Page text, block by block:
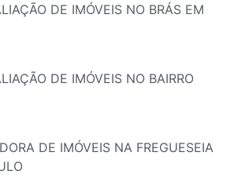
DE IMÓVEIS NO BRÁS EM
DE IMÓVEIS NO BAIRRO
DE IMÓVEIS NA FREGUESEIA